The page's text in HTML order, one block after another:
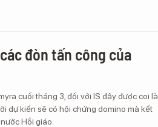
đòn tấn công của
cuối tháng 3, đối với IS đây được coi là
dự kiến sẽ có hội chứng domino mà kết
Hồi giáo.